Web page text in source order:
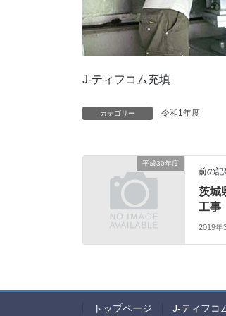
J-ティフコム充填
カテゴリー 令和1年度
平成30年度
前の記
茨城
工事
2019年
トップページ J-ティフコ